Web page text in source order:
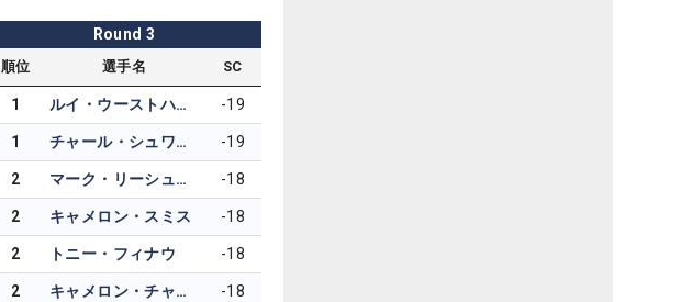
Round 3
順位 選手名 SC
1 ルイ・ウーストハウゼン -19
1 チャール・シュワーツェル -19
2 マーク・リーシュマン -18
2 キャメロン・スミス -18
2 トニー・フィナウ -18
2 キャメロン・チャンプ -18